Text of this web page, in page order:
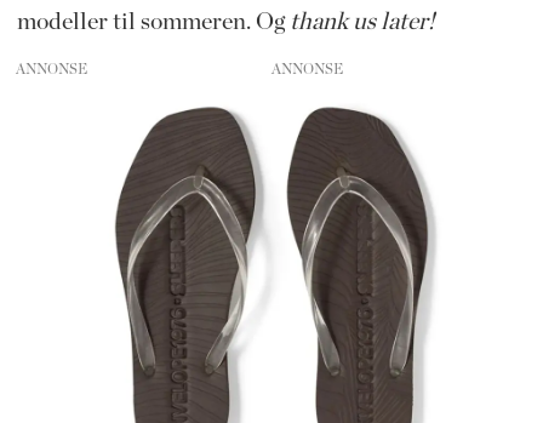
modeller til sommeren. Og thank us later!
ANNONSE